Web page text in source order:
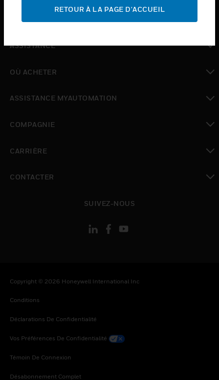
INDUSTRIES
ASSISTANCE
OÙ ACHETER
ASSISTANCE MYAUTOMATION
COMPAGNIE
CARRIÈRE
CONTACTER
SUIVEZ-NOUS
Copyright © 2026 Honeywell International Inc
Conditions
Déclarations De Confidentialité
Vos Préférences De Confidentialité
Témoin De Connexion
Désabonnement Complet
RETOUR À LA PAGE D'ACCUEIL